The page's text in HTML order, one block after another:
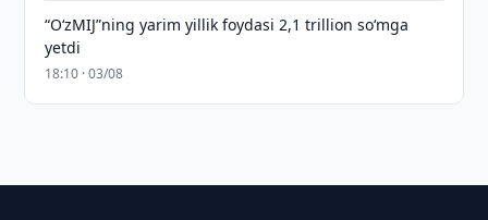
“O‘zMIJ”ning yarim yillik foydasi 2,1 trillion so‘mga
yetdi
18:10 · 03/08